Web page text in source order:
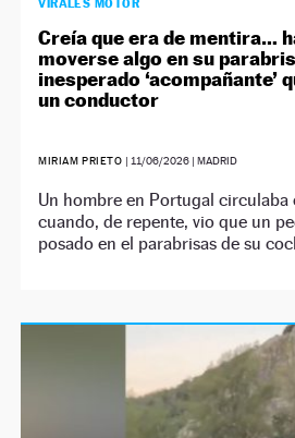
VIRALES MOTOR
Creía que era de mentira…
moverse algo en su
inesperado ‘acompañante’
un conductor
MIRIAM PRIETO | 11/06/2026| MADRID
Un hombre en Portugal circulaba
cuando, de repente, vio que un
posado en el parabrisas de su